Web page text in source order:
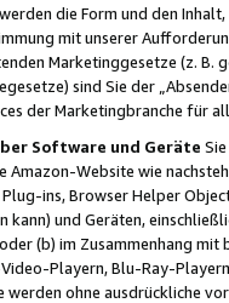
die Form und den
mit unserer
Marketinggesetze (z. B.
sind Sie der
der Marketingbranche für
Software und Geräte
Amazon-Website wie
ins, Browser Helper
kann) und Geräten,
(b) im Zusammenhang
Playern, Blu-Ray-
werden ohne ausdrückliche